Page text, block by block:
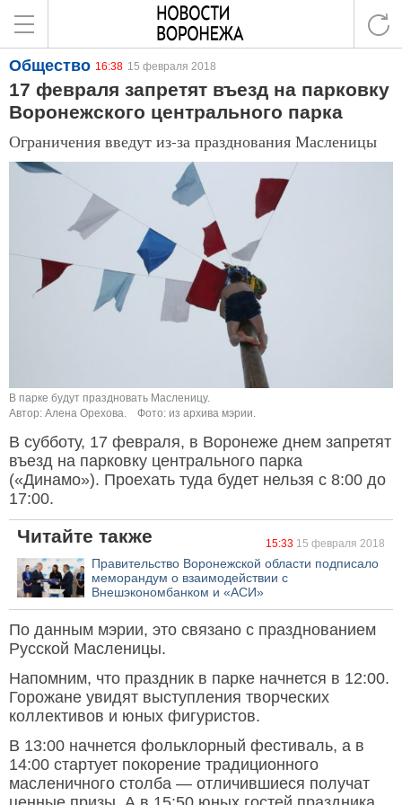
Общество 16:38 15 февраля 2018
17 февраля запретят въезд на парковку
Воронежского центрального парка
Ограничения введут из-за празднования Масленицы
В парке будут праздновать Масленицу.
Автор: Алена Орехова.
Фото: из архива мэрии.
В субботу, 17 февраля, в Воронеже днем запретят
въезд на парковку центрального парка
(«Динамо»). Проехать туда будет нельзя с 8:00 до
17:00.
Читайте также 15:33 15 февраля 2018
Правительство Воронежской области подписало
меморандум о взаимодействии с
Внешэкономбанком и «АСИ»
По данным мэрии, это связано с празднованием
Русской Масленицы.
Напомним, что праздник в парке начнется в 12:00.
Горожане увидят выступления творческих
коллективов и юных фигуристов.
В 13:00 начнется фольклорный фестиваль, а в
14:00 стартует покорение традиционного
масленичного столба — отличившиеся получат